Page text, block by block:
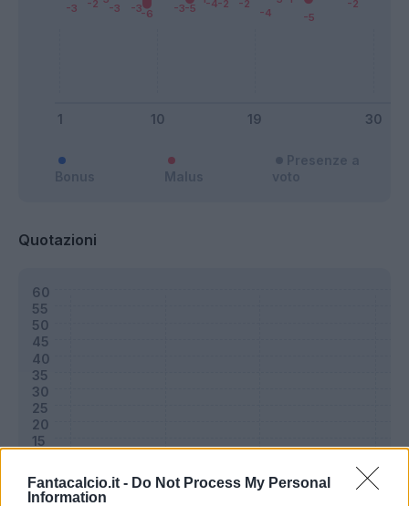
Fantacalcio.it - Do Not Process My Personal
Information
Quotazioni